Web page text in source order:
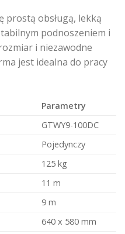
prostą obsługą, lekką
podnoszeniem i
i niezawodne
jest idealna do pracy
Parametry
GTWY9-100DC
Pojedynczy
125 kg
11 m
9 m
640 x 580 mm